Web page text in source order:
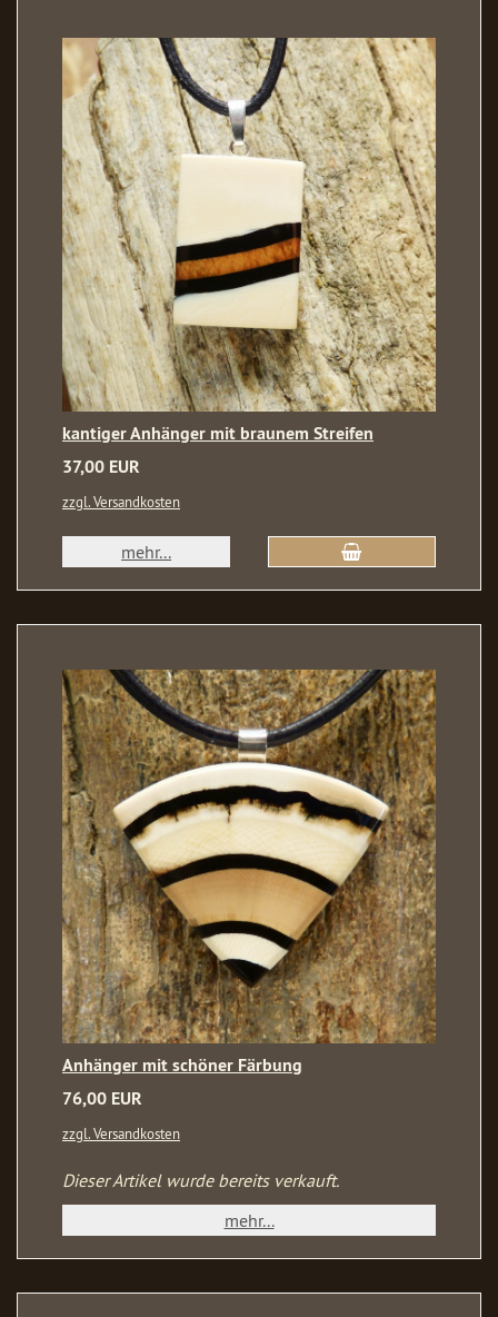
kantiger Anhänger mit braunem Streifen
37,00 EUR
zzgl. Versandkosten
mehr...
Anhänger mit schöner Färbung
76,00 EUR
zzgl. Versandkosten
Dieser Artikel wurde bereits verkauft.
mehr...